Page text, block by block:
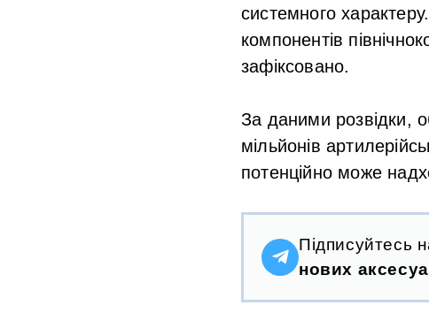
системного
компонентів
зафіксовано.
За даними розвідки,
мільйонів
потенційно може
Підписуйтесь
нових